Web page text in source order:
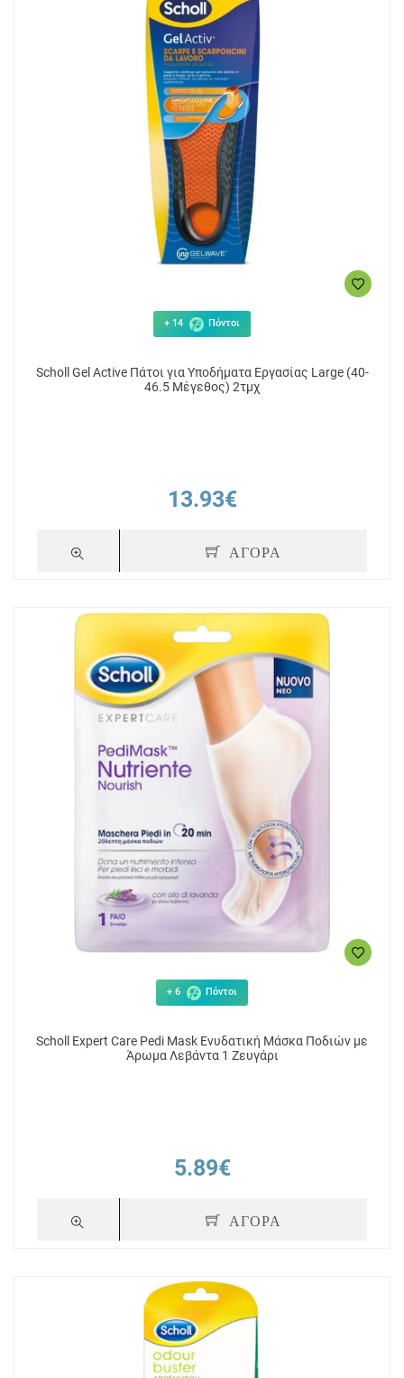
+ 14 Πόντοι
Scholl Gel Active Πάτοι για Υποδήματα Εργασίας Large (40-
46.5 Μέγεθος) 2τμχ
13.93€
ΑΓΟΡΑ
+ 6 Πόντοι
Scholl Expert Care Pedi Mask Ενυδατική Μάσκα Ποδιών με
Άρωμα Λεβάντα 1 Ζευγάρι
5.89€
ΑΓΟΡΑ